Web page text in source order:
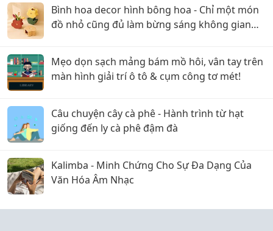
Bình hoa decor hình bông hoa - Chỉ một món
đồ nhỏ cũng đủ làm bừng sáng không gian
Mẹo dọn sạch mảng bám mồ hôi, vân tay trên
màn hình giải trí ô tô & cụm công tơ mét!
Câu chuyện cây cà phê - Hành trình từ hạt
giống đến ly cà phê đậm đà
Kalimba - Minh Chứng Cho Sự Đa Dạng Của
Văn Hóa Âm Nhạc